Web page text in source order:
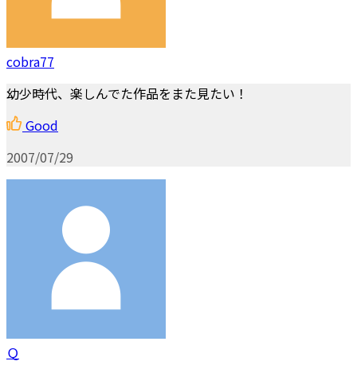
cobra77
幼少時代、楽しんでた作品をまた見たい！
Good
2007/07/29
Ｑ